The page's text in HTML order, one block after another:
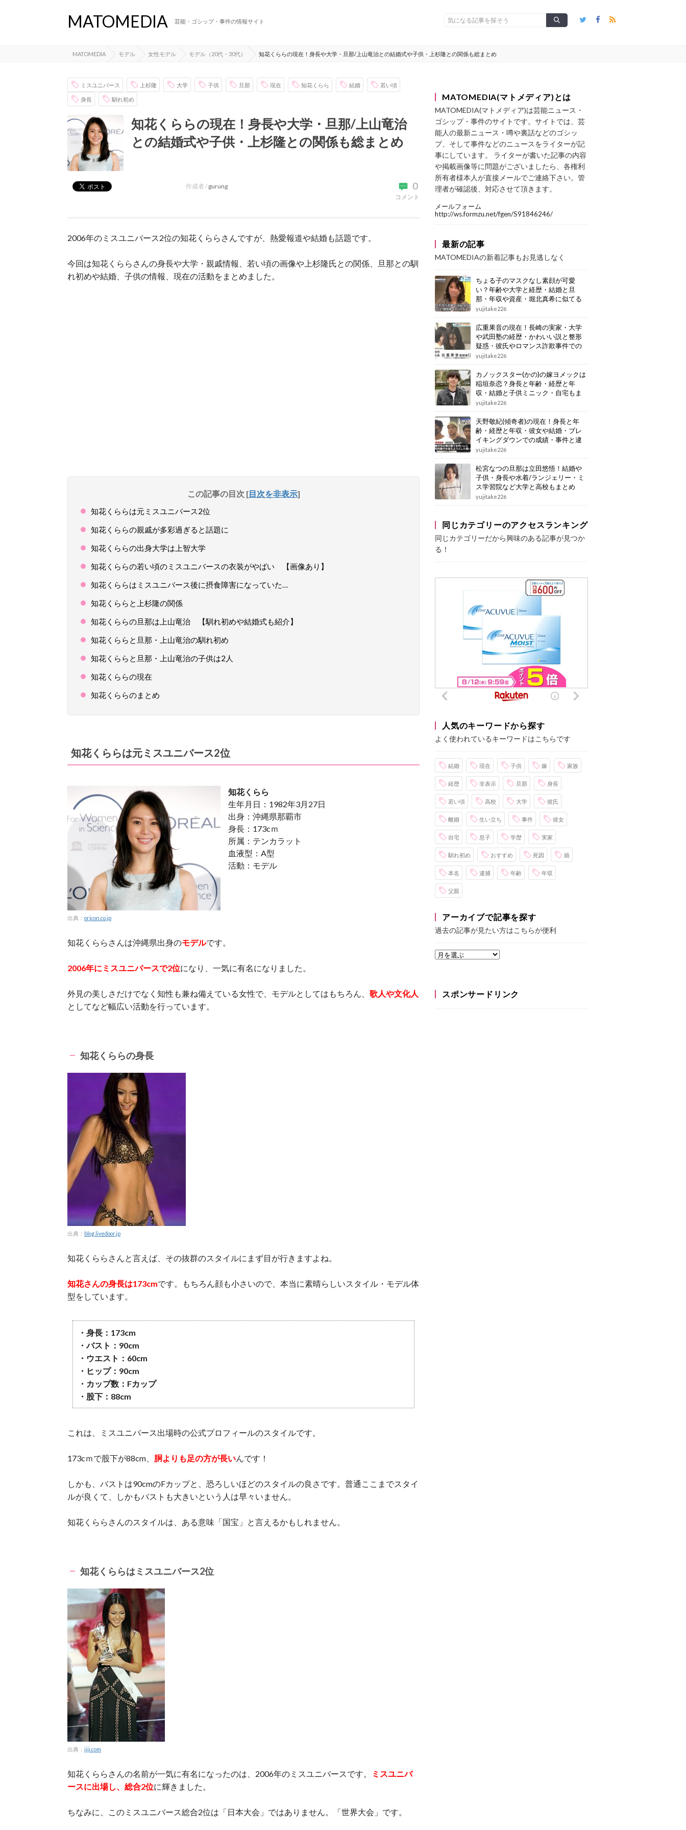
MATOMEDIA 芸能・ゴシップ・事件の情報サイト
MATOMEDIA モデル 女性モデル モデル（20代・30代） 知花くららの現在！身長や大学・旦那/上山竜治との結婚式や子供・上杉隆との関係も総まとめ
ミスユニバース 上杉隆 大学 子供 旦那 現在 知花くらら 結婚 若い頃
身長 馴れ初め
知花くららの現在！身長や大学・旦那/上山竜治
との結婚式や子供・上杉隆との関係も総まとめ
0
コメント
作成者 / gurung
2006年のミスユニバース2位の知花くららさんですが、熱愛報道や結婚も話題です。
今回は知花くららさんの身長や大学・親戚情報、若い頃の画像や上杉隆氏との関係、旦那との馴
れ初めや結婚、子供の情報、現在の活動をまとめました。
この記事の目次 [目次を非表示]
知花くららは元ミスユニバース2位
知花くららの親戚が多彩過ぎると話題に
知花くららの出身大学は上智大学
知花くららの若い頃のミスユニバースの衣装がやばい 【画像あり】
知花くららはミスユニバース後に摂食障害になっていた…
知花くららと上杉隆の関係
知花くららの旦那は上山竜治 【馴れ初めや結婚式も紹介】
知花くららと旦那・上山竜治の馴れ初め
知花くららと旦那・上山竜治の子供は2人
知花くららの現在
知花くららのまとめ
知花くららは元ミスユニバース2位
出典： oricon.co.jp
知花くらら
生年月日：1982年3月27日
出身：沖縄県那覇市
身長：173cｍ
所属：テンカラット
血液型：A型
活動：モデル
知花くららさんは沖縄県出身のモデルです。
2006年にミスユニバースで2位になり、一気に有名になりました。
外見の美しさだけでなく知性も兼ね備えている女性で、モデルとしてはもちろん、 歌人や文化人
としてなど幅広い活動を行っています。
知花くららの身長
出典： blog.livedoor.jp
知花くららさんと言えば、その抜群のスタイルにまず目が行きますよね。
知花さんの身長は173cmです。もちろん顔も小さいので、本当に素晴らしいスタイル・モデル体
型をしています。
・身長：173cm
・バスト：90cm
・ウエスト：60cm
・ヒップ：90cm
・カップ数：Fカップ
・股下：88cm
これは、ミスユニバース出場時の公式プロフィールのスタイルです。
173cｍで股下が88cm、 胴よりも足の方が長いんです！
しかも、バストは90cmのFカップと、恐ろしいほどのスタイルの良さです。普通ここまでスタイ
ルが良くて、しかもバストも大きいという人は早々いません。
知花くららさんのスタイルは、ある意味「国宝」と言えるかもしれません。
知花くららはミスユニバース2位
出典： jiji.com
知花くららさんの名前が一気に有名になったのは、2006年のミスユニバースです。
ミスユニバ
ースに出場し、総合2位に輝きました。
ちなみに、このミスユニバース総合2位は「日本大会」ではありません。「世界大会」です。
MATOMEDIA(マトメディア)とは
MATOMEDIA(マトメディア)は芸能ニュース・
ゴシップ・事件のサイトです。サイトでは、芸
能人の最新ニュース・噂や裏話などのゴシッ
プ、そして事件などのニュースをライターが記
事にしています。 ライターが書いた記事の内容
や掲載画像等に問題がございましたら、各権利
所有者様本人が直接メールでご連絡下さい。管
理者が確認後、対応させて頂きます。
メールフォーム
http://ws.formzu.net/fgen/S91846246/
最新の記事
MATOMEDIAの新着記事もお見逃しなく
ちょる子のマスクなし素顔が可愛
い？年齢や大学と経歴・結婚と旦
那・年収や資産・堀北真希に似てる
画像もまとめ
yujitake226
広重果音の現在！長崎の実家・大学
や武田塾の経歴・かわいい説と整形
疑惑・彼氏やロマンス詐欺事件での
逮捕もまとめ
yujitake226
カノックスター(かの)の嫁ヨメックは
稲垣奈恋？身長と年齢・経歴と年
収・結婚と子供ミニック・自宅もま
とめ
yujitake226
天野敬紀(傾奇者)の現在！身長と年
齢・経歴と年収・彼女や結婚・ブレ
イキングダウンでの成績・事件と逮
捕もまとめ
yujitake226
松宮なつの旦那は立田悠悟！結婚や
子供・身長や水着/ランジェリー・ミ
ス学習院など大学と高校もまとめ
yujitake226
同じカテゴリーのアクセスランキング
同じカテゴリーだから興味のある記事が見つか
る！
人気のキーワードから探す
よく使われているキーワードはこちらです
結婚 現在 子供 嫁 家族
経歴 非表示 旦那 身長
若い頃 高校 大学 彼氏
離婚 生い立ち 事件 彼女
自宅 息子 学歴 実家
馴れ初め おすすめ 死因 娘
本名 逮捕 年齢 年収
父親
アーカイブで記事を探す
過去の記事が見たい方はこちらが便利
スポンサードリンク